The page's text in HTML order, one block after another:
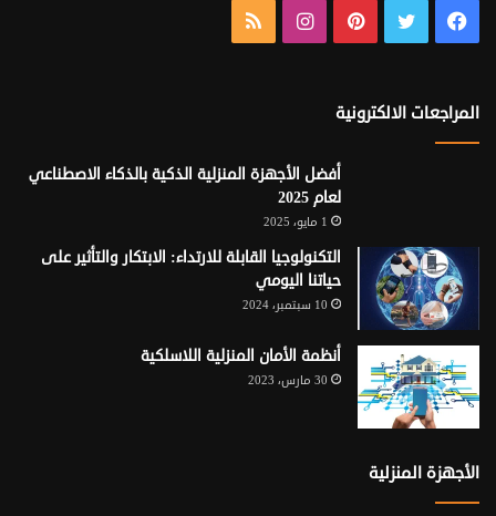
فيسبوك تويتر بينتيريستانستقرام
المراجعات الالكترونية
أفضل الأجهزة المنزلية الذكية بالذكاء الاصطناعي
لعام 2025
1 مايو، 2025
التكنولوجيا القابلة للارتداء: الابتكار والتأثير على
حياتنا اليومي
10 سبتمبر، 2024
أنظمة الأمان المنزلية اللاسلكية
30 مارس، 2023
الأجهزة المنزلية